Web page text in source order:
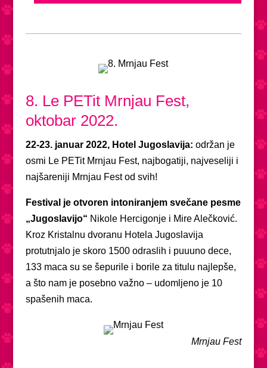
8. Le PETit Mrnjau Fest,
oktobar 2022.
22-23. januar 2022, Hotel Jugoslavija: održan je
osmi Le PETit Mrnjau Fest, najbogatiji, najveseliji i
najšareniji Mrnjau Fest od svih!
Festival je otvoren intoniranjem svečane pesme
„Jugoslavijo“ Nikole Hercigonje i Mire Alečković.
Kroz Kristalnu dvoranu Hotela Jugoslavija
protutnjalo je skoro 1500 odraslih i puuuno dece,
133 maca su se šepurile i borile za titulu najlepše,
a što nam je posebno važno – udomljeno je 10
spašenih maca.
Mrnjau Fest